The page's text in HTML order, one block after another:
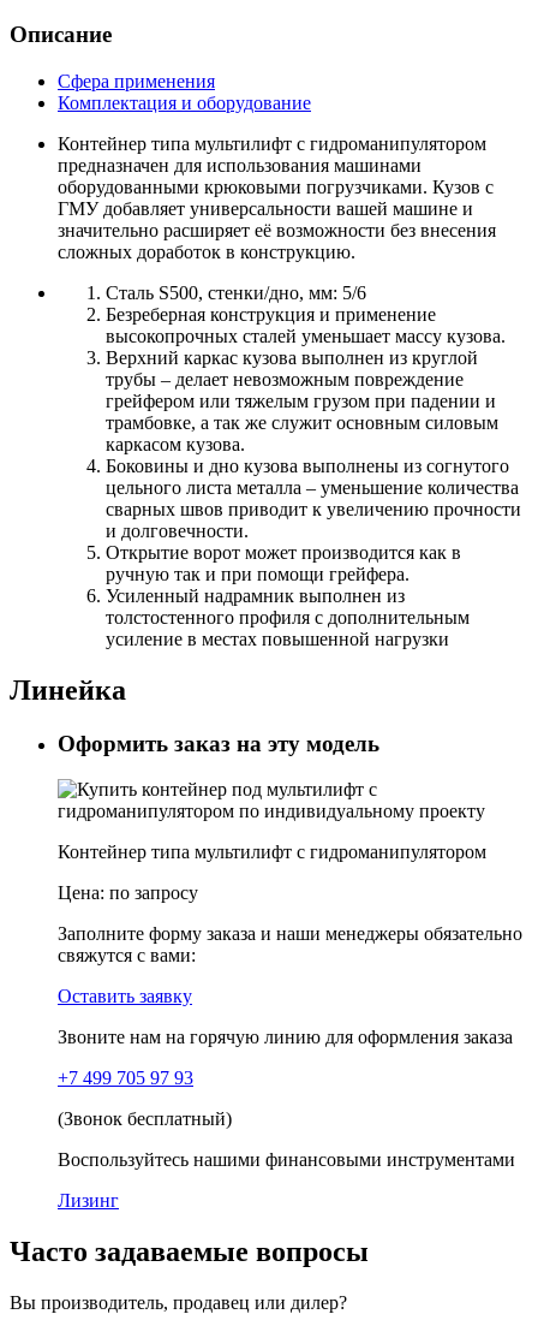
Описание
Сфера применения
Комплектация и оборудование
Контейнер типа мультилифт с гидроманипулятором
предназначен для использования машинами
оборудованными крюковыми погрузчиками. Кузов с
ГМУ добавляет универсальности вашей машине и
значительно расширяет её возможности без внесения
сложных доработок в конструкцию.
Сталь S500, стенки/дно, мм: 5/6
Безреберная конструкция и применение
высокопрочных сталей уменьшает массу кузова.
Верхний каркас кузова выполнен из круглой
трубы – делает невозможным повреждение
грейфером или тяжелым грузом при падении и
трамбовке, а так же служит основным силовым
каркасом кузова.
Боковины и дно кузова выполнены из согнутого
цельного листа металла – уменьшение количества
сварных швов приводит к увеличению прочности
и долговечности.
Открытие ворот может производится как в
ручную так и при помощи грейфера.
Усиленный надрамник выполнен из
толстостенного профиля с дополнительным
усиление в местах повышенной нагрузки
Линейка
Оформить заказ на эту модель
Контейнер типа мультилифт с гидроманипулятором
Цена: по запросу
Заполните форму заказа и наши менеджеры обязательно
свяжутся с вами:
Оставить заявку
Звоните нам на горячую линию для оформления заказа
+7 499 705 97 93
(Звонок бесплатный)
Воспользуйтесь нашими финансовыми инструментами
Лизинг
Часто задаваемые вопросы
Вы производитель, продавец или дилер?